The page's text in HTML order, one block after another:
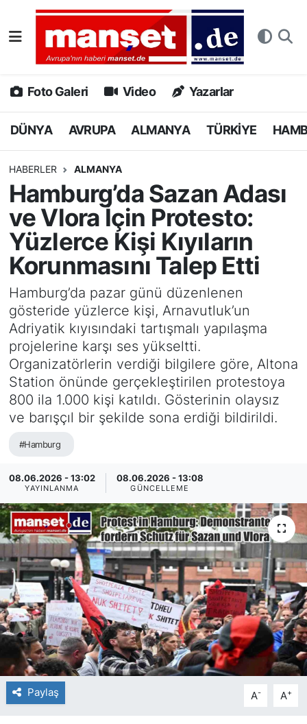
Foto Galeri Video Yazarlar
DÜNYA AVRUPA ALMANYA TÜRKİYE
HABERLER ALMANYA
Hamburg’da Sazan Adası
ve Vlora İçin Protesto:
Yüzlerce Kişi Kıyıların
Korunmasını Talep Etti
Hamburg’da pazar günü düzenlenen
gösteride yüzlerce kişi, Arnavutluk’un
Adriyatik kıyısındaki tartışmalı yapılaşma
projelerine karşı ses yükseltti.
Organizatörlerin verdiği bilgilere göre, Altona
Station önünde gerçekleştirilen protestoya
800 ila 1.000 kişi katıldı. Gösterinin olaysız
ve barışçıl bir şekilde sona erdiği bildirildi.
#Hamburg
08.06.2026 - 13:02
YAYINLANMA
08.06.2026 - 13:08
GÜNCELLEME
Paylaş A- A+
DÜNYA
AVRUPA
ALMANYA
HAMBURG
SPOR
DEUTSCH
EKONOMİ
SİYASET
SAĞLIK
Nöbetçi Eczaneler
Hava Durumu
Namaz Vakitleri
Puan Durumu ve Fikstür
Tüm Manşetler
Son Dakika Haberleri
Haber Arşivi